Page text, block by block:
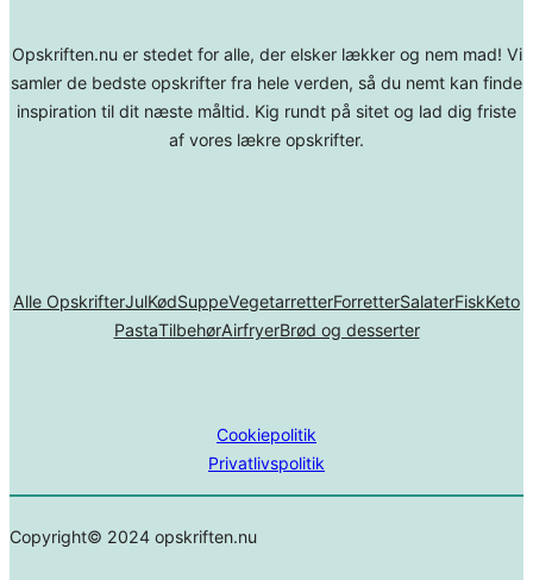
Opskriften.nu er stedet for alle, der elsker lækker og nem mad! Vi
samler de bedste opskrifter fra hele verden, så du nemt kan finde
inspiration til dit næste måltid. Kig rundt på sitet og lad dig friste
af vores lækre opskrifter.
Alle OpskrifterJulKødSuppeVegetarretterForretterSalaterFiskKeto
PastaTilbehørAirfryerBrød og desserter
Cookiepolitik
Privatlivspolitik
Copyright© 2024 opskriften.nu